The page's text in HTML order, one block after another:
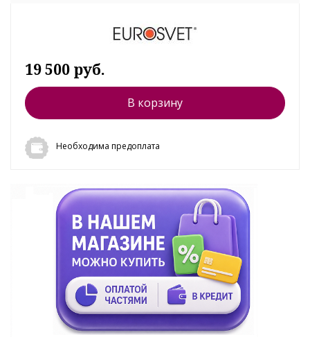
19 500 руб.
В корзину
Необходима предоплата